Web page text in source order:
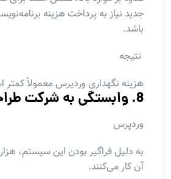
جدید نیاز به پرداخت هزینه
باشد.
نتیجه
هزینه نگهداری وردپرس معمولاً
8. وابستگی به شرکت طراحی سایت
وردپرس
به دلیل فراگیر بودن این سیستم،
آن کار می‌کنند.